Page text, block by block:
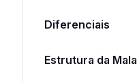
Diferenciais
Estrutura da Mala